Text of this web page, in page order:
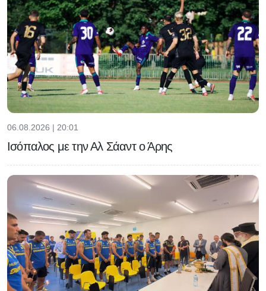
06.08.2026 | 20:01
Ισόπαλος με την Αλ Σάαντ ο Άρης